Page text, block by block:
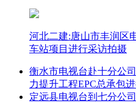
河北二建:唐山市丰润区
车站项目进行采访拍摄
衡水市电视台赴十分公
力提升工程EPC总承包
定远县电视台到七分公